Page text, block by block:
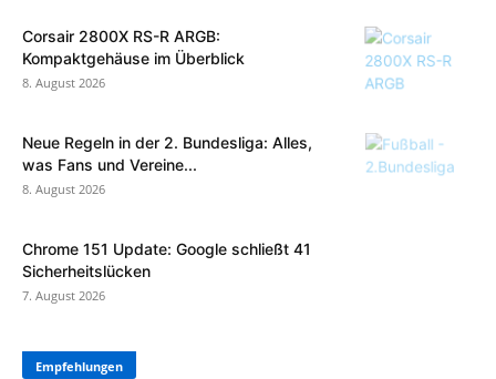
Corsair 2800X RS-R ARGB:
Kompaktgehäuse im Überblick
8. August 2026
Neue Regeln in der 2. Bundesliga: Alles,
was Fans und Vereine...
8. August 2026
Chrome 151 Update: Google schließt 41
Sicherheitslücken
7. August 2026
Empfehlungen